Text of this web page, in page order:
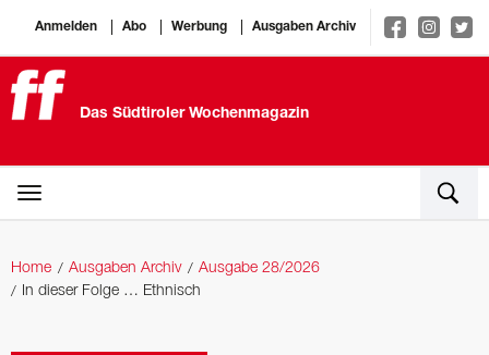
Anmelden Abo Werbung Ausgaben Archiv
Das Südtiroler Wochenmagazin
Home Ausgaben Archiv
Ausgabe 28/2026
In dieser Folge … Ethnisch